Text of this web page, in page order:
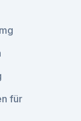
für